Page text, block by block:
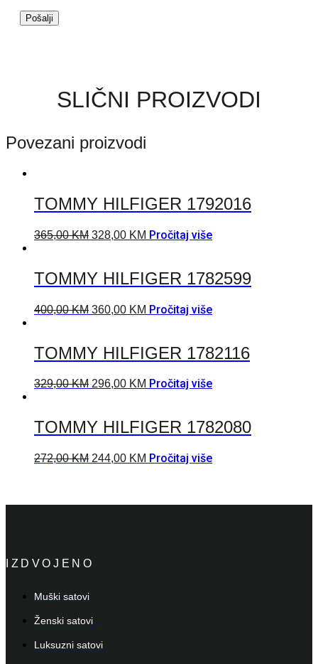
SLIČNI PROIZVODI
Povezani proizvodi
TOMMY HILFIGER 1792016
365,00KM 328,00 KM Pročitaj više
TOMMY HILFIGER 1782599
400,00KM 360,00 KM Pročitaj više
TOMMY HILFIGER 1782116
329,00KM 296,00 KM Pročitaj više
TOMMY HILFIGER 1782080
272,00KM 244,00 KM Pročitaj više
IZDVOJENO
Muški satovi
Ženski satovi
Luksuzni satovi